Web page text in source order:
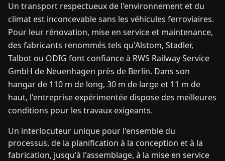
ENDEFRESITNLPLHU
CONTACTEZ-
Un transport respectueux de l'environnement et du
climat est inconcevable sans les véhicules ferroviaires.
Pour leur rénovation, mise en service et maintenance,
des fabricants renommés tels qu'Alstom, Stadler,
Talbot ou ODIG font confiance à RWS Railway Service
GmbH de Neuenhagen près de Berlin. Dans son
hangar de 110 m de long, 30 m de large et 11 m de
haut, l'entreprise expérimentée dispose des meilleures
conditions pour les travaux exigeants.
Un interlocuteur unique pour l'ensemble du
processus, de la planification à la conception et à la
fabrication, jusqu'à l'assemblage, à la mise en service